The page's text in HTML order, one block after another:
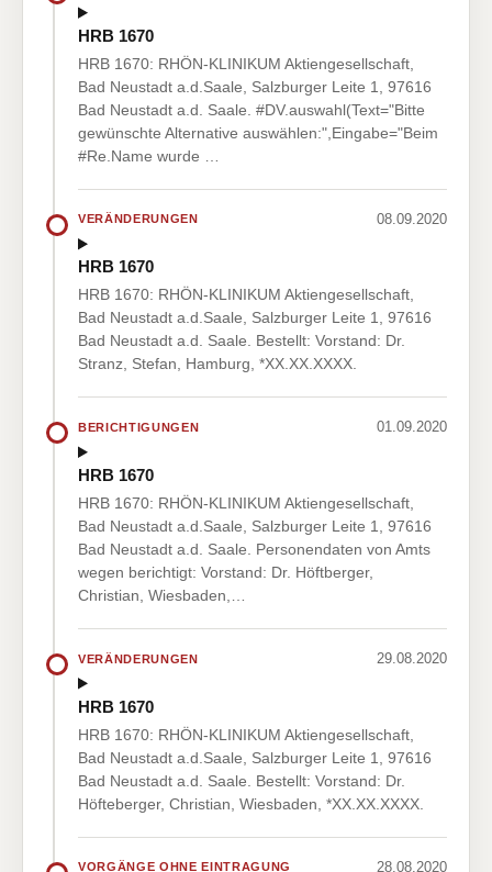
HRB 1670
HRB 1670: RHÖN-KLINIKUM Aktiengesellschaft,
Bad Neustadt a.d.Saale, Salzburger Leite 1, 97616
Bad Neustadt a.d. Saale. #DV.auswahl(Text="Bitte
gewünschte Alternative auswählen:",Eingabe="Beim
#Re.Name wurde …
VERÄNDERUNGEN 08.09.2020
HRB 1670
HRB 1670: RHÖN-KLINIKUM Aktiengesellschaft,
Bad Neustadt a.d.Saale, Salzburger Leite 1, 97616
Bad Neustadt a.d. Saale. Bestellt: Vorstand: Dr.
Stranz, Stefan, Hamburg, *XX.XX.XXXX.
BERICHTIGUNGEN 01.09.2020
HRB 1670
HRB 1670: RHÖN-KLINIKUM Aktiengesellschaft,
Bad Neustadt a.d.Saale, Salzburger Leite 1, 97616
Bad Neustadt a.d. Saale. Personendaten von Amts
wegen berichtigt: Vorstand: Dr. Höftberger,
Christian, Wiesbaden,…
VERÄNDERUNGEN 29.08.2020
HRB 1670
HRB 1670: RHÖN-KLINIKUM Aktiengesellschaft,
Bad Neustadt a.d.Saale, Salzburger Leite 1, 97616
Bad Neustadt a.d. Saale. Bestellt: Vorstand: Dr.
Höfteberger, Christian, Wiesbaden, *XX.XX.XXXX.
VORGÄNGE OHNE EINTRAGUNG 28.08.2020